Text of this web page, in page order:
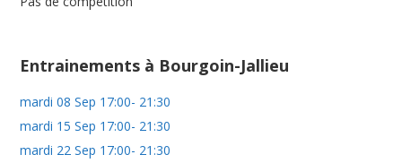
Entrainements à Bourgoin-Jallieu
mardi 08 Sep 17:00- 21:30
mardi 15 Sep 17:00- 21:30
mardi 22 Sep 17:00- 21:30